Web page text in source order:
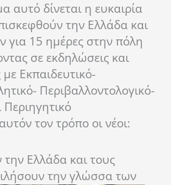
αυτό δίνεται η ευκαιρία
την Ελλάδα και
για 15 ημέρες στην πόλη
σε εκδηλώσεις και
Εκπαιδευτικό-
Περιβαλλοντολογικό-
τον τρόπο οι νέοι:
Ελλάδα και τους
την γλώσσα των